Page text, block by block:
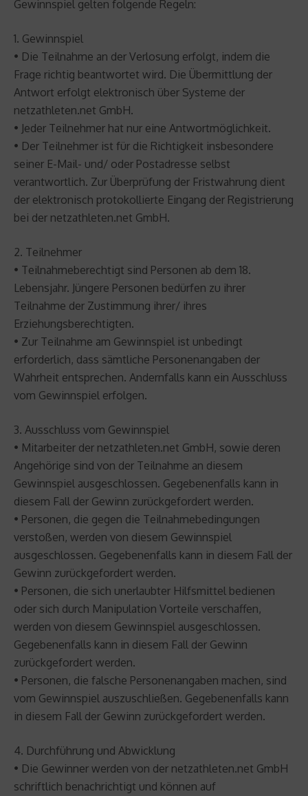
Gewinnspiel gelten folgende Regeln:
1. Gewinnspiel
• Die Teilnahme an der Verlosung erfolgt, indem die
Frage richtig beantwortet wird. Die Übermittlung der
Antwort erfolgt elektronisch über Systeme der
netzathleten.net GmbH.
• Jeder Teilnehmer hat nur eine Antwortmöglichkeit.
• Der Teilnehmer ist für die Richtigkeit insbesondere
seiner E-Mail- und/ oder Postadresse selbst
verantwortlich. Zur Überprüfung der Fristwahrung dient
der elektronisch protokollierte Eingang der Registrierung
bei der netzathleten.net GmbH.
2. Teilnehmer
• Teilnahmeberechtigt sind Personen ab dem 18.
Lebensjahr. Jüngere Personen bedürfen zu ihrer
Teilnahme der Zustimmung ihrer/ ihres
Erziehungsberechtigten.
• Zur Teilnahme am Gewinnspiel ist unbedingt
erforderlich, dass sämtliche Personenangaben der
Wahrheit entsprechen. Andernfalls kann ein Ausschluss
vom Gewinnspiel erfolgen.
3. Ausschluss vom Gewinnspiel
• Mitarbeiter der netzathleten.net GmbH, sowie deren
Angehörige sind von der Teilnahme an diesem
Gewinnspiel ausgeschlossen. Gegebenenfalls kann in
diesem Fall der Gewinn zurückgefordert werden.
• Personen, die gegen die Teilnahmebedingungen
verstoßen, werden von diesem Gewinnspiel
ausgeschlossen. Gegebenenfalls kann in diesem Fall der
Gewinn zurückgefordert werden.
• Personen, die sich unerlaubter Hilfsmittel bedienen
oder sich durch Manipulation Vorteile verschaffen,
werden von diesem Gewinnspiel ausgeschlossen.
Gegebenenfalls kann in diesem Fall der Gewinn
zurückgefordert werden.
• Personen, die falsche Personenangaben machen, sind
vom Gewinnspiel auszuschließen. Gegebenenfalls kann
in diesem Fall der Gewinn zurückgefordert werden.
4. Durchführung und Abwicklung
• Die Gewinner werden von der netzathleten.net GmbH
schriftlich benachrichtigt und können auf